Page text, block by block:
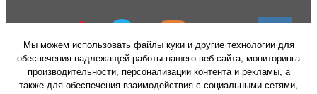
Мы можем использовать файлы куки и другие технологии для
обеспечения надлежащей работы нашего веб-сайта, мониторинга
производительности, персонализации контента и рекламы, а
также для обеспечения взаимодействия с социальными сетями,